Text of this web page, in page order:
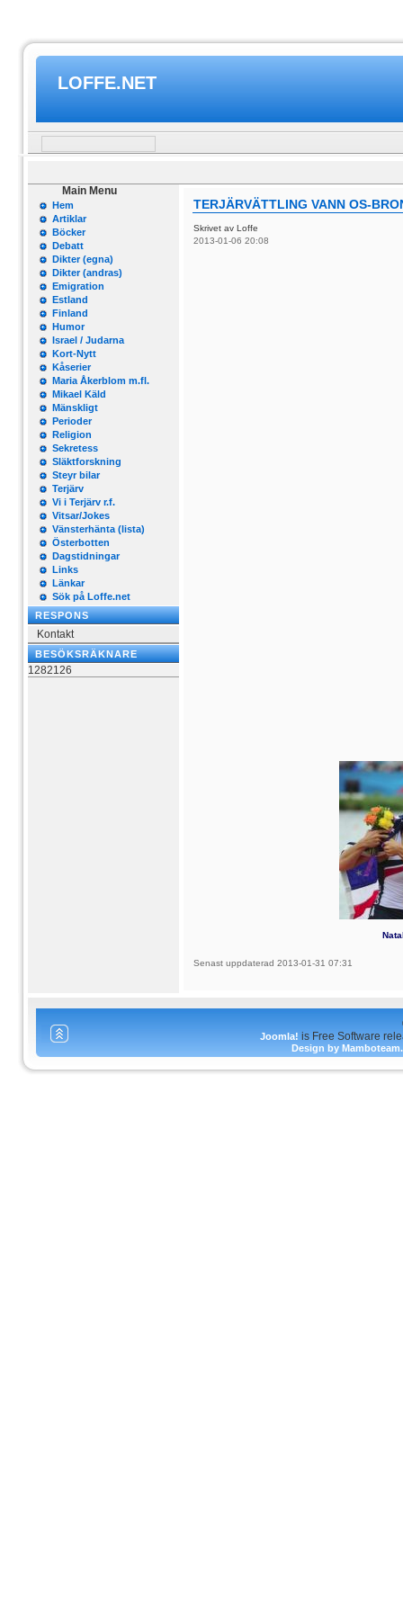
LOFFE.NET
Main Menu
Hem
Artiklar
Böcker
Debatt
Dikter (egna)
Dikter (andras)
Emigration
Estland
Finland
Humor
Israel / Judarna
Kort-Nytt
Kåserier
Maria Åkerblom m.fl.
Mikael Käld
Mänskligt
Perioder
Religion
Sekretess
Släktforskning
Steyr bilar
Terjärv
Vi i Terjärv r.f.
Vitsar/Jokes
Vänsterhänta (lista)
Österbotten
Dagstidningar
Links
Länkar
Sök på Loffe.net
RESPONS
Kontakt
BESÖKSRÄKNARE
1282126
TERJÄRVÄTTLING VANN OS-
Skrivet av Loffe
2013-01-06 20:08
Senast uppdaterad 2013-01-31 07:31
Joomla! is Free Software
Design by